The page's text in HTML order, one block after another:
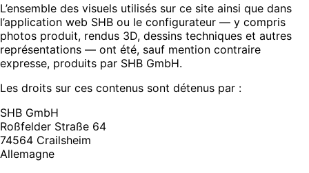
L’ensemble des visuels utilisés sur ce site ainsi que dans
l’application web SHB ou le configurateur — y compris
photos produit, rendus 3D, dessins techniques et autres
représentations — ont été, sauf mention contraire
expresse, produits par SHB GmbH.
Les droits sur ces contenus sont détenus par :
SHB GmbH
Roßfelder Straße 64
74564 Crailsheim
Allemagne